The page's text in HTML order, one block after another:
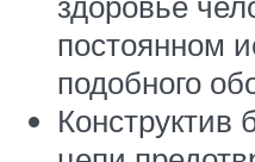
постоянном
подобного
Конструктив